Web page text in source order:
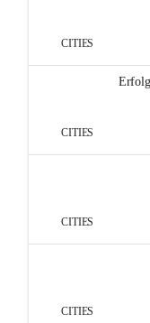
CITIES
CITIES
CITIES
CITIES